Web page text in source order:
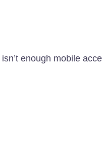
enough mobile